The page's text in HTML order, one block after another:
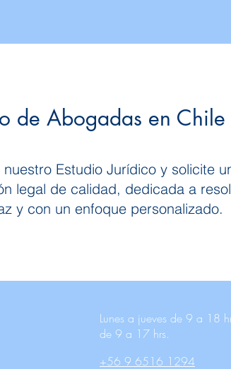
de Abogadas en Chile
Estudio Jurídico y solicite
legal de calidad, dedicada a
y con un enfoque personalizado.
Lunes a jueves de 9 a 18
de 9 a 17 hrs.
+56 9 6516 1294